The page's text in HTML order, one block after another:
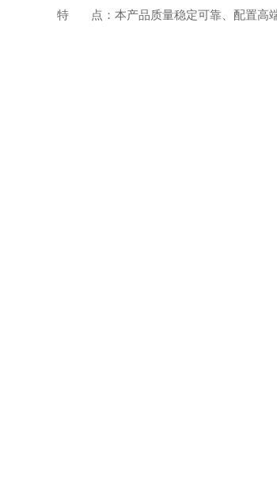
特 点：本产品质量稳定可靠、配置